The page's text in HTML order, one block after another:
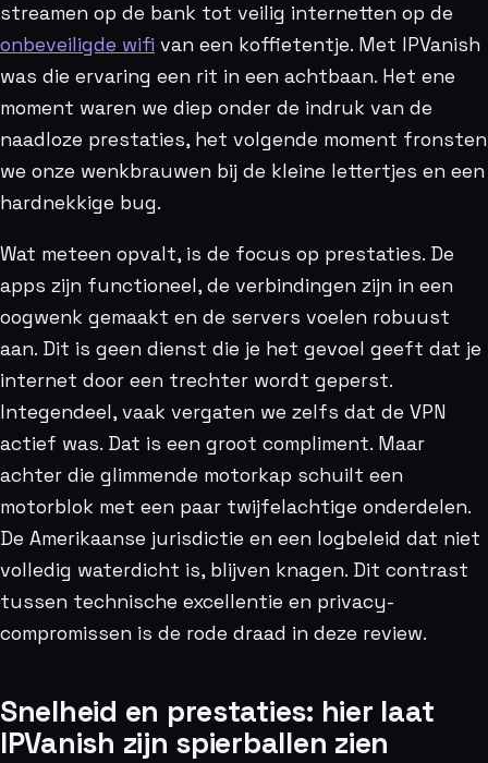
streamen op de bank tot veilig internetten op de
onbeveiligde wifi van een koffietentje. Met IPVanish
was die ervaring een rit in een achtbaan. Het ene
moment waren we diep onder de indruk van de
naadloze prestaties, het volgende moment fronsten
we onze wenkbrauwen bij de kleine lettertjes en een
hardnekkige bug.
Wat meteen opvalt, is de focus op prestaties. De
apps zijn functioneel, de verbindingen zijn in een
oogwenk gemaakt en de servers voelen robuust
aan. Dit is geen dienst die je het gevoel geeft dat je
internet door een trechter wordt geperst.
Integendeel, vaak vergaten we zelfs dat de VPN
actief was. Dat is een groot compliment. Maar
achter die glimmende motorkap schuilt een
motorblok met een paar twijfelachtige onderdelen.
De Amerikaanse jurisdictie en een logbeleid dat niet
volledig waterdicht is, blijven knagen. Dit contrast
tussen technische excellentie en privacy-
compromissen is de rode draad in deze review.
Snelheid en prestaties: hier laat
IPVanish zijn spierballen zien